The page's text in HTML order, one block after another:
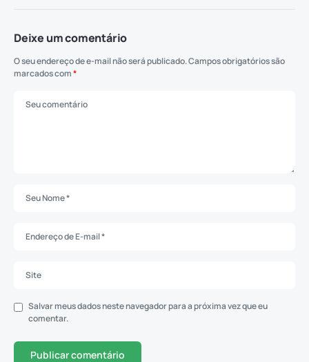
Deixe um comentário
O seu endereço de e-mail não será publicado.Campos obrigatórios são
marcados com*
Salvar meus dados neste navegador para a próxima vez que eu
comentar.